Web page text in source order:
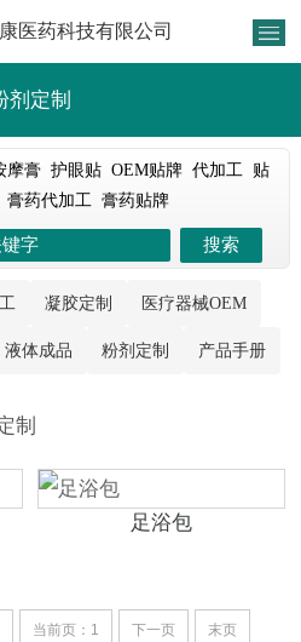
医药科技有限公司
剂定制
摩膏 护眼贴 OEM贴牌 代加工
贴
膏药代加工 膏药贴牌
凝胶定制 医疗器械OEM
液体成品 粉剂定制 产品手册
制
足浴包
当前页：1 下一页 末页